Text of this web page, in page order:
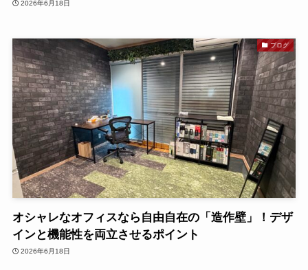
2026年6月18日
ブログ
オシャレなオフィスなら自由自在の「造作壁」！デザ
インと機能性を両立させるポイント
2026年6月18日